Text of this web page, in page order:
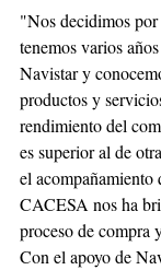
"Nos decidimos
tenemos varios
Navistar y
productos y
rendimiento del
es superior al de
el acompañamiento
CACESA nos ha
proceso de compra
Con el apoyo de